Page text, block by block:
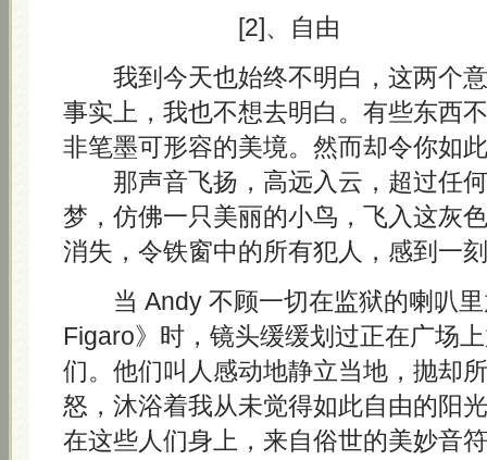
[2]、自由
我到今天也始终不明白，这两个意
事实上，我也不想去明白。有些东西
非笔墨可形容的美境。然而却令你如
那声音飞扬，高远入云，超过任何
梦，仿佛一只美丽的小鸟，飞入这灰
消失，令铁窗中的所有犯人，感到一
当 Andy 不顾一切在监狱的喇叭里
Figaro》时，镜头缓缓划过正在广场
们。他们叫人感动地静立当地，抛却
怒，沐浴着我从未觉得如此自由的阳
在这些人们身上，来自俗世的美妙音